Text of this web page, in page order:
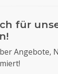
für
Angebote,